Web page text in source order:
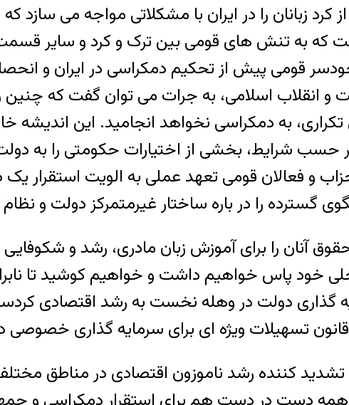
کرد زبانان را در ایران با مشکلاتی مواجه می سازد
که به تنش های قومی بین ترک و کرد و سایر
قومی پیش از تحکیم دمکراسی در ایران و
و انقلاب اسلامی، به جرات می توان گفت که
به دمکراسی نخواهد انجامید. این اندیشه خام
شرایط، بخشی از اختیارات حکومتی را به
فعالان قومی تعهد عملی به الویت استقرار یک
آنان را برای آموزش زبان مادری، رشد و
خود پاس خواهیم داشت و خواهیم کوشید تا
گذاری دولت در وهله نخست به رشد اقتصادی
کننده رشد ناموزون اقتصادی در مناطق